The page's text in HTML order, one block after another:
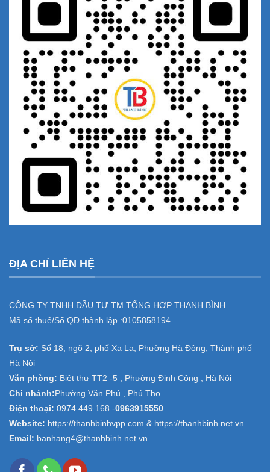
ĐỊA CHỈ LIÊN HỆ
CÔNG TY TNHH ĐẦU TƯ TM TỔNG HỢP THANH BÌNH
Mã số thuế/Số QĐ thành lập :0105858194
Trụ sở: Số 18, ngõ 2, phố Xa La, Phường Hà Đông, Thành phố
Hà Nội
Văn phòng: Biệt thự TT2 -5 , Phường Định Công , Hà Nội
Chi nhánh: Phường Văn Phú , Phú Thọ
Điện thoại: 0974.449.168 -0963915550
Website: https://thanhbinhvpp.com & https://thanhbinh.net.vn
Email: banhang4@thanhbinh.net.vn